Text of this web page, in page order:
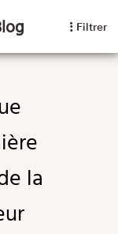
Blog Filtrer
la